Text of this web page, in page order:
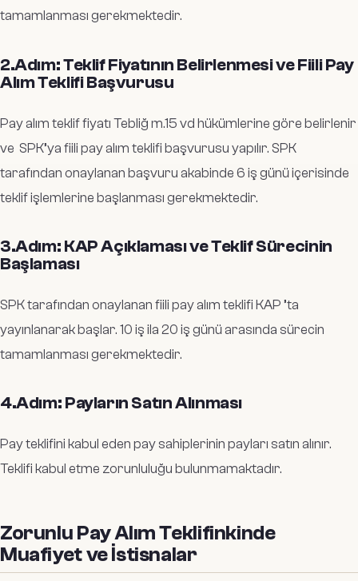
tamamlanması gerekmektedir.
2.Adım: Teklif Fiyatının Belirlenmesi ve Fiili Pay
Alım Teklifi Başvurusu
Pay alım teklif fiyatı Tebliğ m.15 vd hükümlerine göre belirlenir
ve SPK’ya fiili pay alım teklifi başvurusu yapılır. SPK
tarafından onaylanan başvuru akabinde 6 iş günü içerisinde
teklif işlemlerine başlanması gerekmektedir.
3.Adım: KAP Açıklaması ve Teklif Sürecinin
Başlaması
SPK tarafından onaylanan fiili pay alım teklifi KAP ’ta
yayınlanarak başlar. 10 iş ila 20 iş günü arasında sürecin
tamamlanması gerekmektedir.
4.Adım: Payların Satın Alınması
Pay teklifini kabul eden pay sahiplerinin payları satın alınır.
Teklifi kabul etme zorunluluğu bulunmamaktadır.
Zorunlu Pay Alım Teklifinkinde
Muafiyet ve İstisnalar